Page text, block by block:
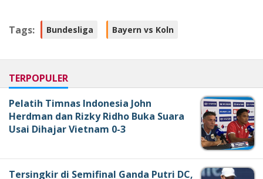
Tags: Bundesliga Bayern vs Koln
TERPOPULER
Pelatih Timnas Indonesia John
Herdman dan Rizky Ridho Buka Suara
Usai Dihajar Vietnam 0-3
Tersingkir di Semifinal Ganda Putri DC,